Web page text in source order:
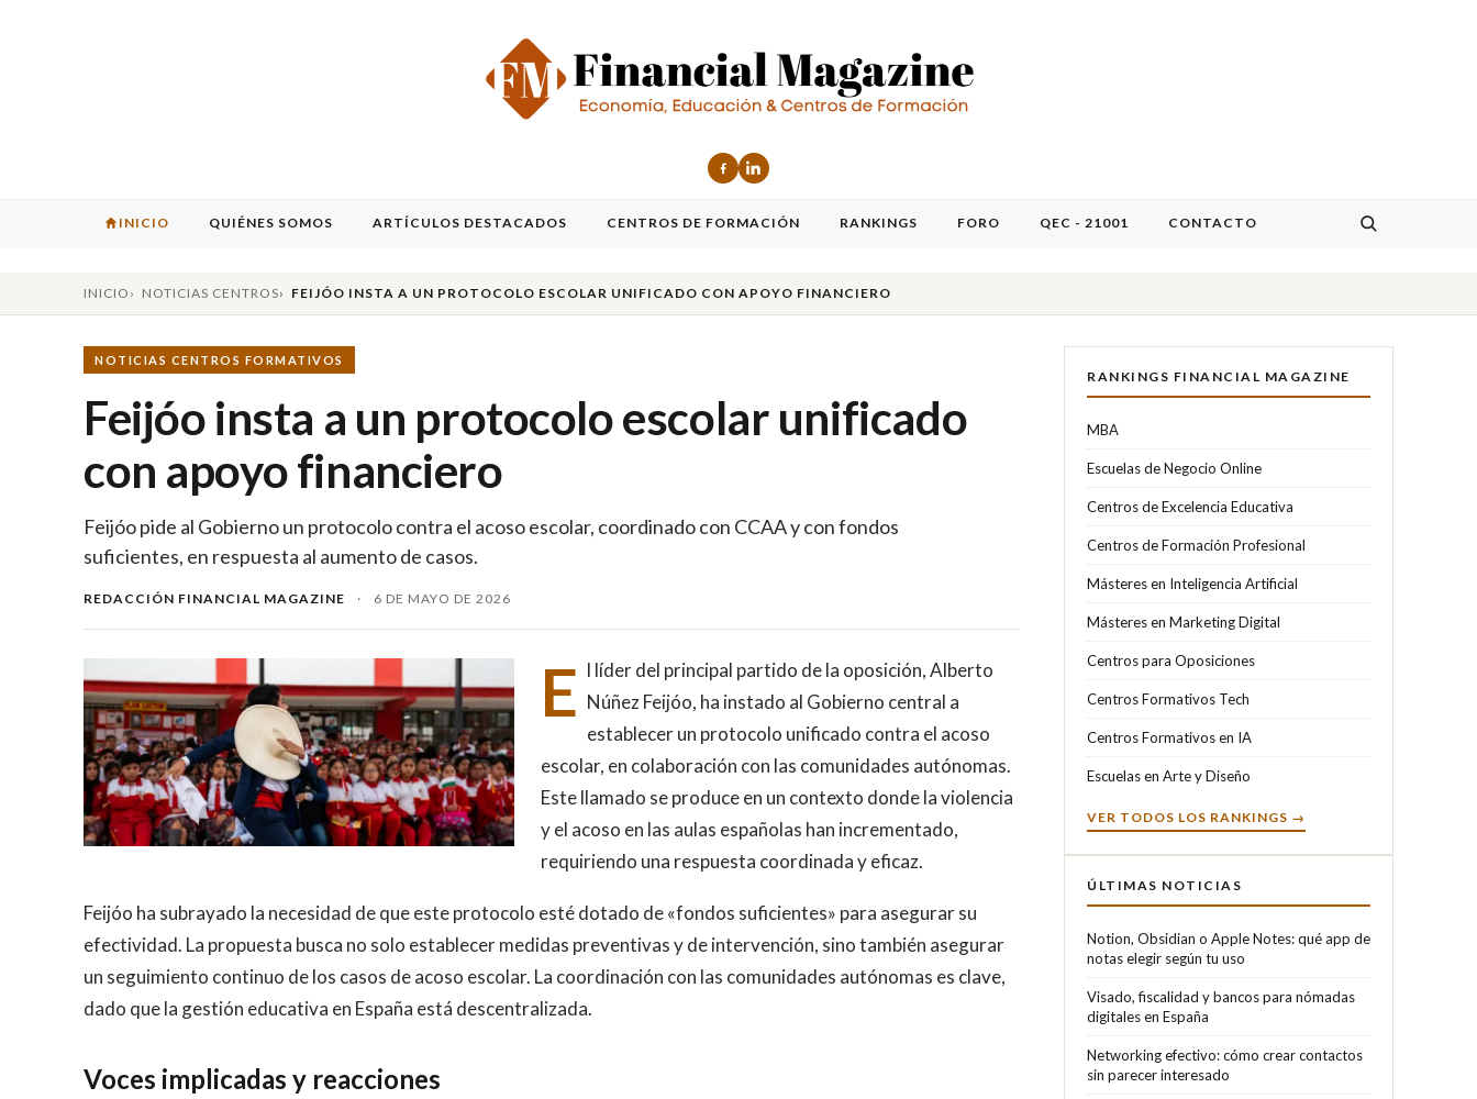
INICIO QUIÉNES SOMOS ARTÍCULOS DESTACADOS CENTROS DE FORMACIÓN RANKINGS FORO QEC - 21001 CONTACTO
INICIO NOTICIAS CENTROS FEIJÓO INSTA A UN PROTOCOLO ESCOLAR UNIFICADO CON APOYO FINANCIERO
NOTICIAS CENTROS FORMATIVOS
Feijóo insta a un protocolo escolar unificado
con apoyo financiero
Feijóo pide al Gobierno un protocolo contra el acoso escolar, coordinado con CCAA y con fondos
suficientes, en respuesta al aumento de casos.
REDACCIÓN FINANCIAL MAGAZINE · 6 DE MAYO DE 2026
E l líder del principal partido de la oposición, Alberto
Núñez Feijóo, ha instado al Gobierno central a
establecer un protocolo unificado contra el acoso
escolar, en colaboración con las comunidades autónomas.
Este llamado se produce en un contexto donde la violencia
y el acoso en las aulas españolas han incrementado,
requiriendo una respuesta coordinada y eficaz.
Feijóo ha subrayado la necesidad de que este protocolo esté dotado de «fondos suficientes» para asegurar su
efectividad. La propuesta busca no solo establecer medidas preventivas y de intervención, sino también asegurar
un seguimiento continuo de los casos de acoso escolar. La coordinación con las comunidades autónomas es clave,
dado que la gestión educativa en España está descentralizada.
Voces implicadas y reacciones
RANKINGS FINANCIAL MAGAZINE
MBA
Escuelas de Negocio Online
Centros de Excelencia Educativa
Centros de Formación Profesional
Másteres en Inteligencia Artificial
Másteres en Marketing Digital
Centros para Oposiciones
Centros Formativos Tech
Centros Formativos en IA
Escuelas en Arte y Diseño
VER TODOS LOS RANKINGS →
ÚLTIMAS NOTICIAS
Notion, Obsidian o Apple Notes: qué app de
notas elegir según tu uso
Visado, fiscalidad y bancos para nómadas
digitales en España
Networking efectivo: cómo crear contactos
sin parecer interesado